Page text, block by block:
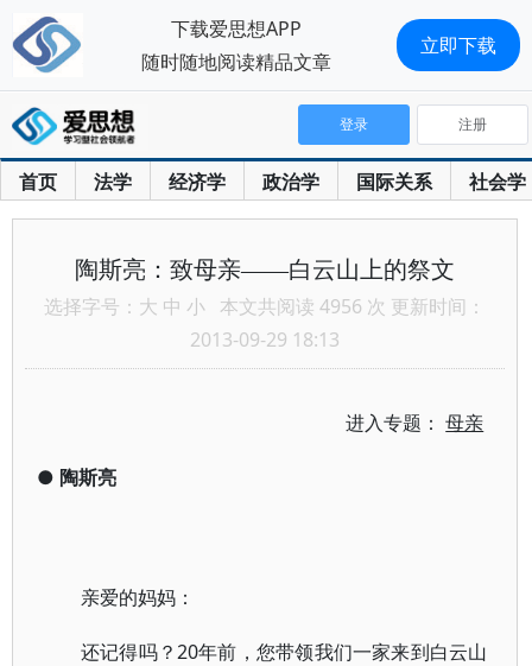
首页 法学 经济学 政治学 国际关系 社会学
登录 注册
陶斯亮：致母亲——白云山上的祭文
选择字号： 大 中 小 本文共阅读 4956 次 更新时间：
2013-09-29 18:13
进入专题：母亲
● 陶斯亮
亲爱的妈妈：
还记得吗？20年前，您带领我们一家来到白云山
下载爱思想APP
随时随地阅读精品文章
立即下载